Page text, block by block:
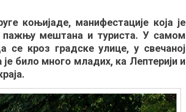
коњијаде, манифестације која је
мештана и туриста. У самом
кроз градске улице, у свечаној
било много младих, ка Лептерији и